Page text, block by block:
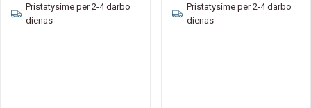
Pristatysime per 2-4 darbo
dienas
Pristatysime per 2-4 darbo
dienas